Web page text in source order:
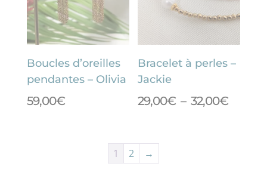
Boucles d’oreilles
pendantes – Olivia
59,00€
Bracelet à perles –
Jackie
29,00€ – 32,00€Plage
1 2 →